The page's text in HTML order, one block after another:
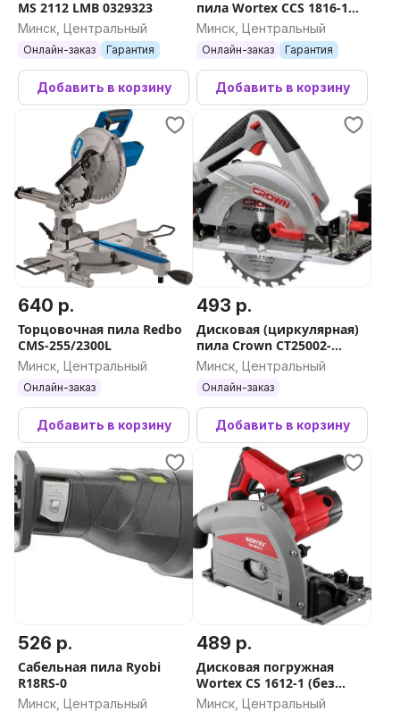
MS 2112 LMB 0329323
Минск, Центральный
Онлайн-заказ Гарантия
Добавить в корзину
пила Wortex CCS 1816-1
0329349 (с 1-им АКБ, кейс)
Минск, Центральный
Онлайн-заказ Гарантия
Добавить в корзину
640 р.
Торцовочная пила Redbo
CMS-255/2300L
Минск, Центральный
Онлайн-заказ
Добавить в корзину
493 р.
Дисковая (циркулярная)
пила Crown CT25002-
165HX (без АКБ)
Минск, Центральный
Онлайн-заказ
Добавить в корзину
526 р.
Сабельная пила Ryobi
R18RS-0
Минск, Центральный
489 р.
Дисковая погружная
Wortex CS 1612-1 (без
шины)
Минск, Центральный